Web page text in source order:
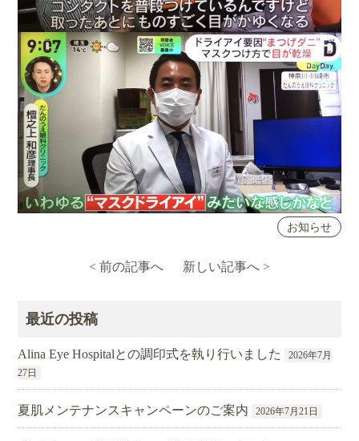
お知らせ
< 前の記事へ 新しい記事へ >
最近の投稿
Alina Eye Hospitalとの調印式を執り行いました
2026年7月
27日
夏肌メンテナンスキャンペーンのご案内 2026年7月21日